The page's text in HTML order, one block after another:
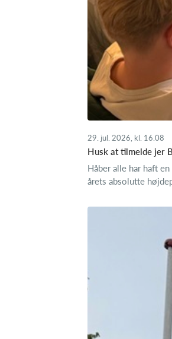
29. jul. 2026, kl. 16.08
Husk at tilmelde jer
Håber alle har haft
årets absolutte